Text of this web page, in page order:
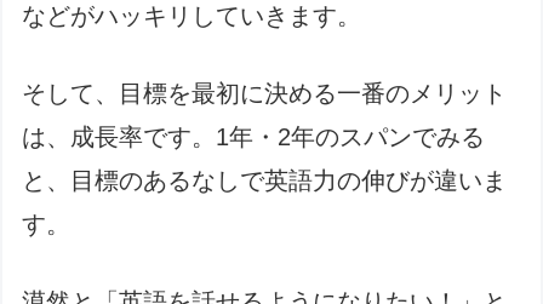
などがハッキリしていきます。
そして、目標を最初に決める一番のメリット
は、成長率です。1年・2年のスパンでみる
と、目標のあるなしで英語力の伸びが違いま
す。